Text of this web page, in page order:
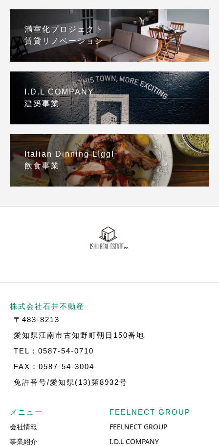
満室化プロジェクト
賃貸リノベーション
I.D.L COMPANY
建築事業
Italian Dinning LIggI
飲食事業
株式会社石井不動産
〒483-8213
愛知県江南市古知野町朝日150番地
TEL：0587-54-0710
FAX：0587-54-3004
免許番号/愛知県(13)第8932号
メニュー
会社情報
事業紹介
FEELNECT GROUP
FEELNECT GROUP
I.D.L COMPANY